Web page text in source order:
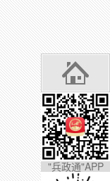
"兵政通"APP